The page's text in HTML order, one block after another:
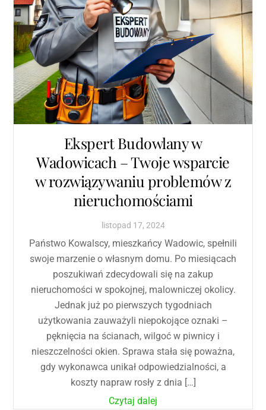
Ekspert Budowlany w
Wadowicach – Twoje wsparcie
w rozwiązywaniu problemów z
nieruchomościami
listopad 17, 2024
Państwo Kowalscy, mieszkańcy Wadowic, spełnili
swoje marzenie o własnym domu. Po miesiącach
poszukiwań zdecydowali się na zakup
nieruchomości w spokojnej, malowniczej okolicy.
Jednak już po pierwszych tygodniach
użytkowania zauważyli niepokojące oznaki –
pęknięcia na ścianach, wilgoć w piwnicy i
nieszczelności okien. Sprawa stała się poważna,
gdy wykonawca unikał odpowiedzialności, a
koszty napraw rosły z dnia […]
Czytaj dalej